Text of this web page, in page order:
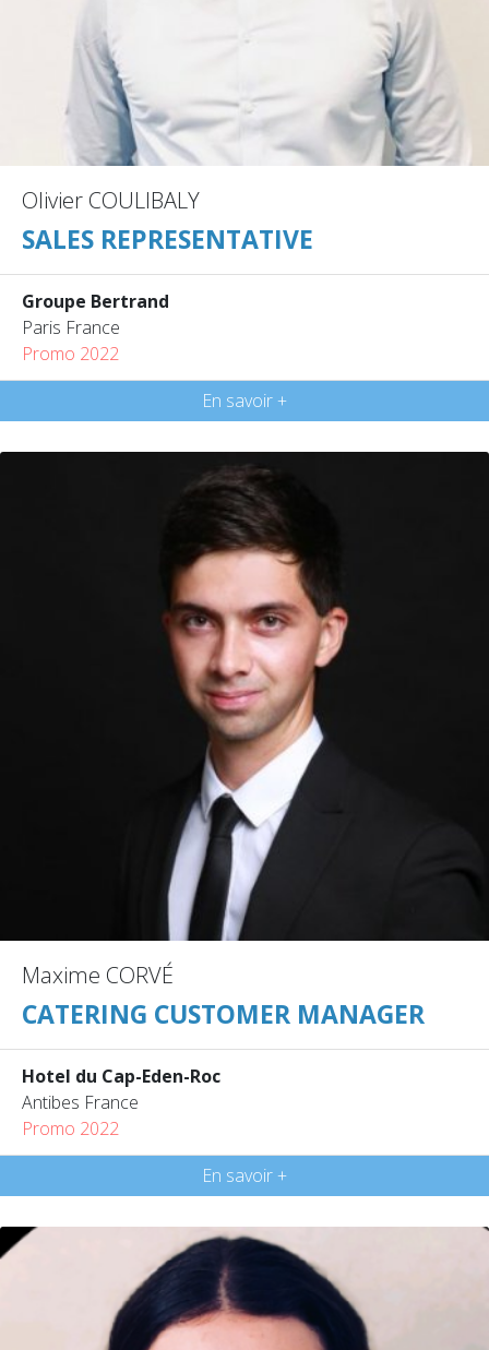
Olivier COULIBALY
SALES REPRESENTATIVE
Groupe Bertrand
Paris France
Promo 2022
En savoir +
Maxime CORVÉ
CATERING CUSTOMER MANAGER
Hotel du Cap-Eden-Roc
Antibes France
Promo 2022
En savoir +